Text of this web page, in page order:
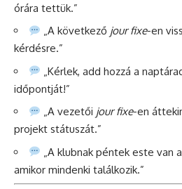
órára tettük.”
„A következő jour fixe-en
kérdésre.”
„Kérlek, add hozzá a
időpontját!”
„A vezetői jour fixe-en
projekt státuszát.”
„A klubnak péntek este van
amikor mindenki találkozik.”